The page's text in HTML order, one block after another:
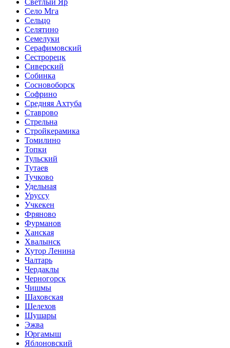
Село Мга
Сельцо
Селятино
Семелуки
Серафимовский
Сестрорецк
Сиверский
Собинка
Сосновоборск
Софрино
Средняя Ахтуба
Ставрово
Стрельна
Стройкерамика
Томилино
Топки
Тульский
Тутаев
Тучково
Удельная
Уруссу
Учкекен
Фряново
Фурманов
Ханская
Хвалынск
Хутор Ленина
Чалтарь
Чердаклы
Черногорск
Чишмы
Шаховская
Шелехов
Шушары
Эжва
Юргамыш
Яблоновский